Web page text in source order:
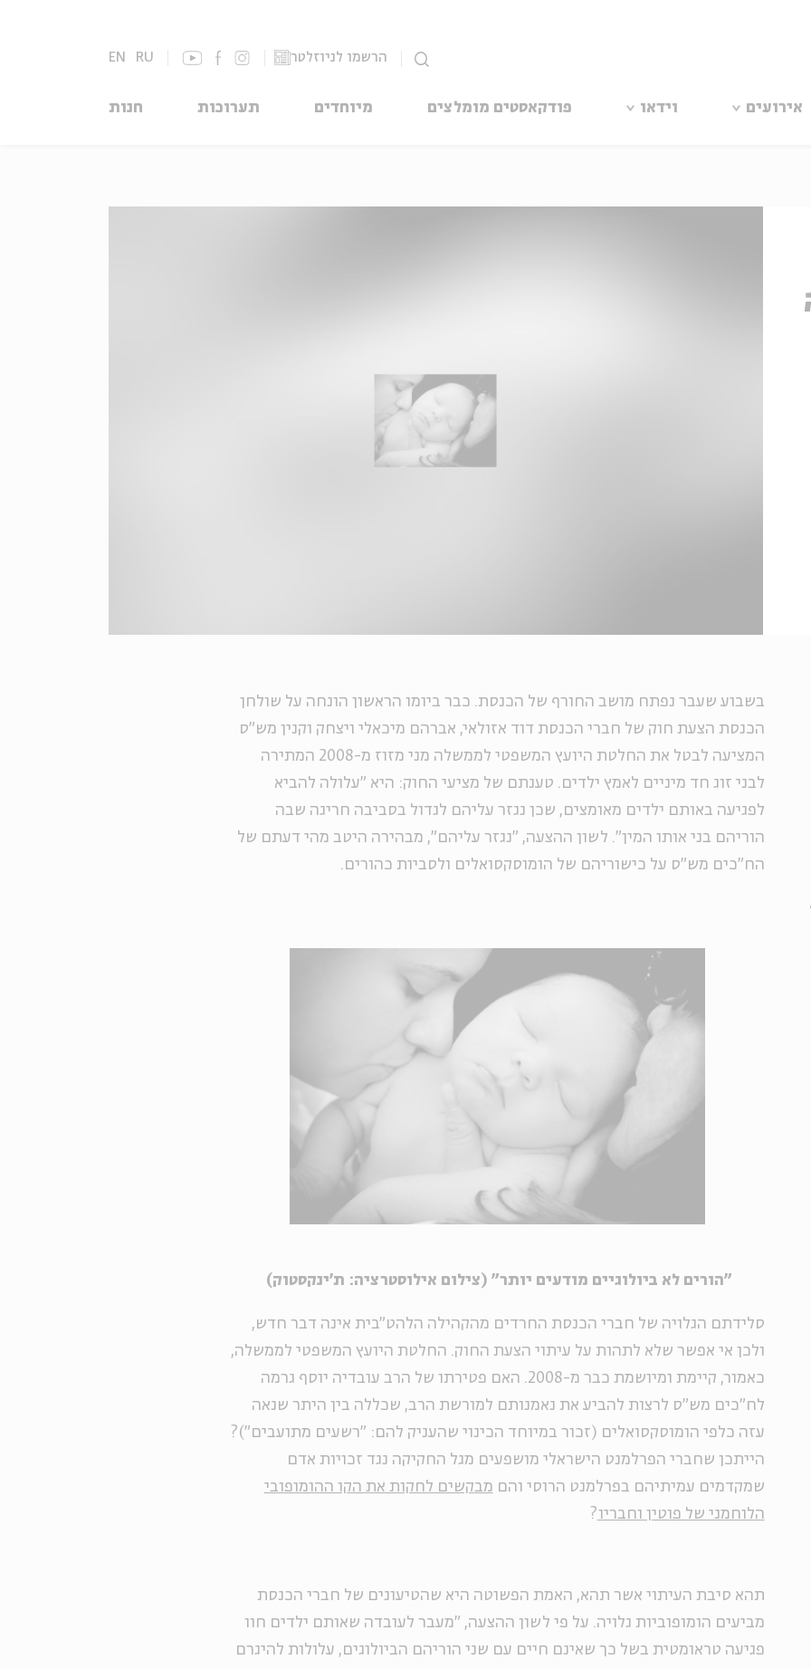
הרשמו לניוזלטר EN RU
אירועים וידאו פודקאסטים מומלצים מיוחדים תערוכות חנות
בשבוע שעבר נפתח מושב החורף של הכנסת. כבר ביומו הראשון הונחה על שולחן
הכנסת הצעת חוק של חברי הכנסת דוד אזולאי, אברהם מיכאלי ויצחק וקנין מש"ס
המציעה לבטל את החלטת היועץ המשפטי לממשלה מני מזוז מ-2008 המתירה
לבני זוג חד מיניים לאמץ ילדים. טענתם של מציעי החוק: היא "עלולה להביא
לפגיעה באותם ילדים מאומצים, שכן נגזר עליהם לגדול בסביבה חריגה שבה
הוריהם בני אותו המין". לשון ההצעה, "נגזר עליהם", מבהירה היטב מהי דעתם של
הח"כים מש"ס על כישוריהם של הומוסקסואלים ולסביות כהורים.
"הורים לא ביולוגיים מודעים יותר" (צילום אילוסטרציה: ת'ינקסטוק)
סלידתם הגלויה של חברי הכנסת החרדים מהקהילה הלהט"בית אינה דבר חדש,
ולכן אי אפשר שלא לתהות על עיתוי הצעת החוק. החלטת היועץ המשפטי לממשלה,
כאמור, קיימת ומיושמת כבר מ-2008. האם פטירתו של הרב עובדיה יוסף גרמה
לח"כים מש"ס לרצות להביע את נאמנותם למורשת הרב, שכללה בין היתר שנאה
עזה כלפי הומוסקסואלים (זכור במיוחד הכינוי שהעניק להם: "רשעים מתועבים")?
הייתכן שחברי הפרלמנט הישראלי מושפעים מגל החקיקה נגד זכויות אדם
שמקדמים עמיתיהם בפרלמנט הרוסי והם מבקשים לחקות את הקו ההומופובי
הלוחמני של פוטין וחבריו?
תהא סיבת העיתוי אשר תהא, האמת הפשוטה היא שהטיעונים של חברי הכנסת
מביעים הומופוביות גלויה. על פי לשון ההצעה, "מעבר לעובדה שאותם ילדים חוו
פגיעה טראומטית בשל כך שאינם חיים עם שני הוריהם הביולוגים, עלולות להיגרם